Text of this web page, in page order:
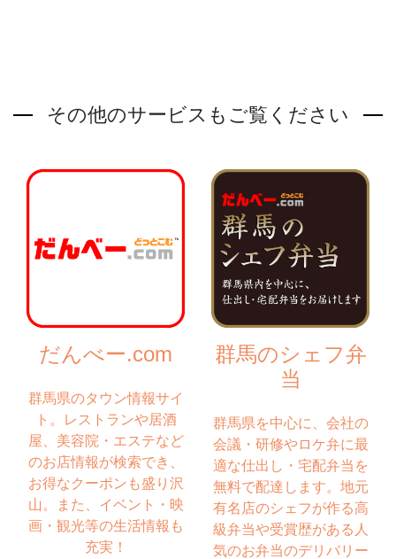
その他のサービスもご覧ください
だんべー.com
群馬県のタウン情報サイ
ト。レストランや居酒
屋、美容院・エステなど
のお店情報が検索でき、
お得なクーポンも盛り沢
山。また、イベント・映
画・観光等の生活情報も
充実！
群馬のシェフ弁
当
群馬県を中心に、会社の
会議・研修やロケ弁に最
適な仕出し・宅配弁当を
無料で配達します。地元
有名店のシェフが作る高
級弁当や受賞歴がある人
気のお弁当のデリバリー